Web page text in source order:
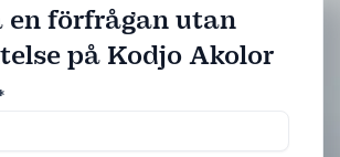
en förfrågan utan
på Kodjo Akolor